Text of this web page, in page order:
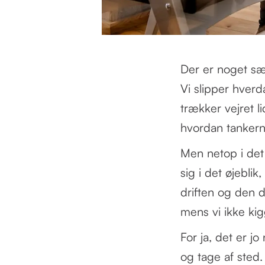
Der er noget
Vi slipper
trækker vejret
hvordan
Men netop i
sig i det
driften og den
mens vi ikke
For ja, det er jo
og tage af